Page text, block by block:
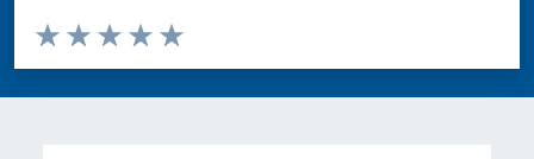
Valuta da 1 a 5 stelle la pagina
Valuta 5 stelle su 5
Valuta 4 stelle su 5
Valuta 3 stelle su 5
Valuta 2 stelle su 5
Valuta 1 stelle su 5